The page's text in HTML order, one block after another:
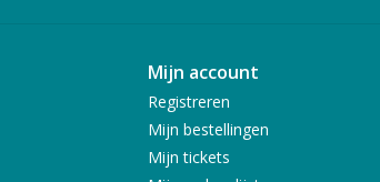
Mijn account
Registreren
Mijn bestellingen
Mijn tickets